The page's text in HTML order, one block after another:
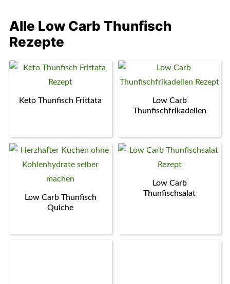
Alle Low Carb Thunfisch
Rezepte
Keto Thunfisch Frittata
Low Carb
Thunfischfrikadellen
Low Carb Thunfisch
Quiche
Low Carb
Thunfischsalat